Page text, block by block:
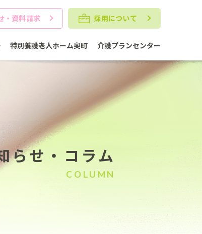
・ 資料請求 採用について
特別養護老人ホーム奥町 介護プランセンター
らせ・コラム
COLUMN